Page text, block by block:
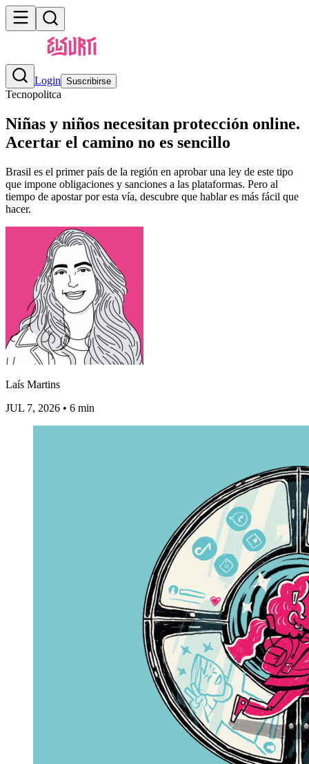
Login Suscribirse
Tecnopolitca
Niñas y niños necesitan protección online.
Acertar el camino no es sencillo
Brasil es el primer país de la región en aprobar una ley de este tipo
que impone obligaciones y sanciones a las plataformas. Pero al
tiempo de apostar por esta vía, descubre que hablar es más fácil que
hacer.
Laís Martins
JUL 7, 2026 • 6 min